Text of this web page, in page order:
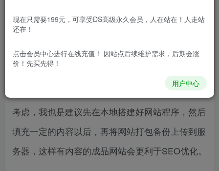
现在做网站的人逐年减少，学习做网站的人更
是寥寥无几，毕竟云服务器和虚拟主机的价格都在
涨，不过真的想要学习建网站的话，先在本地搭建
Web环境学习也没问题，而且即便是已经会建网站
的话，想要上线一个新的网站，处于对SEO优化的
考虑，我也是建议先在本地搭建好网站程序，然后
填充一定的内容以后，再将网站打包备份上传到服
务器，这样有内容的成品网站会更利于SEO优化。
现在只需要199元，可享受DS高级永久会员，人在站在！人走站
还在！
点击会员中心进行在线充值！ 因站点后续维护需求，后期会涨
价！先买先得！
用户中心